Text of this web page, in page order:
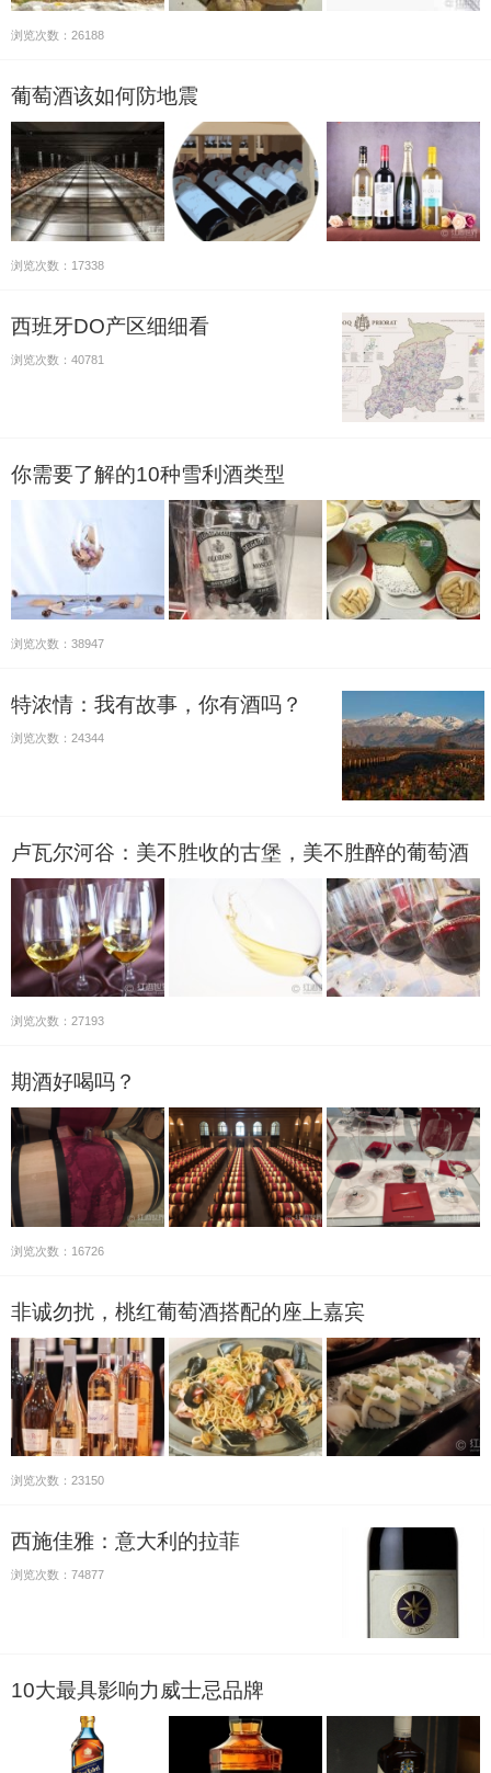
浏览次数：26188
葡萄酒该如何防地震
浏览次数：17338
西班牙DO产区细细看
浏览次数：40781
你需要了解的10种雪利酒类型
浏览次数：38947
特浓情：我有故事，你有酒吗？
浏览次数：24344
卢瓦尔河谷：美不胜收的古堡，美不胜醉的葡萄酒
浏览次数：27193
期酒好喝吗？
浏览次数：16726
非诚勿扰，桃红葡萄酒搭配的座上嘉宾
浏览次数：23150
西施佳雅：意大利的拉菲
浏览次数：74877
10大最具影响力威士忌品牌